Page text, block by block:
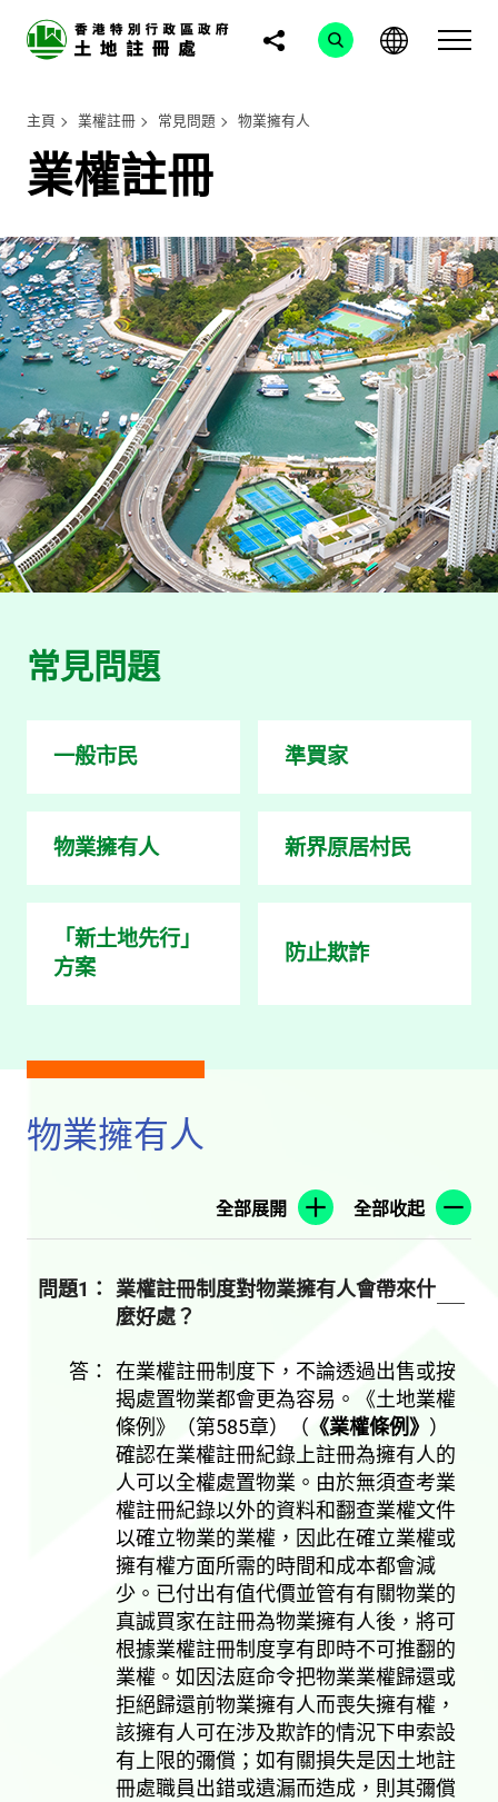
主頁 業權註冊 常見問題 物業擁有人
業權註冊
常見問題
一般市民 準買家
物業擁有人 新界原居村民
「新土地先行」
方案
防止欺詐
物業擁有人
全部展開 全部收起
問題1：
業權註冊制度對物業擁有人會帶來什
麼好處？
答：
在業權註冊制度下，不論透過出售或按
揭處置物業都會更為容易。《土地業權
條例》（第585章）（ 《業權條例》 ）
確認在業權註冊紀錄上註冊為擁有人的
人可以全權處置物業。由於無須查考業
權註冊紀錄以外的資料和翻查業權文件
以確立物業的業權，因此在確立業權或
擁有權方面所需的時間和成本都會減
少。已付出有值代價並管有有關物業的
真誠買家在註冊為物業擁有人後，將可
根據業權註冊制度享有即時不可推翻的
業權。如因法庭命令把物業業權歸還或
拒絕歸還前物業擁有人而喪失擁有權，
該擁有人可在涉及欺詐的情況下申索設
有上限的彌償；如有關損失是因土地註
冊處職員出錯或遺漏而造成，則其彌償